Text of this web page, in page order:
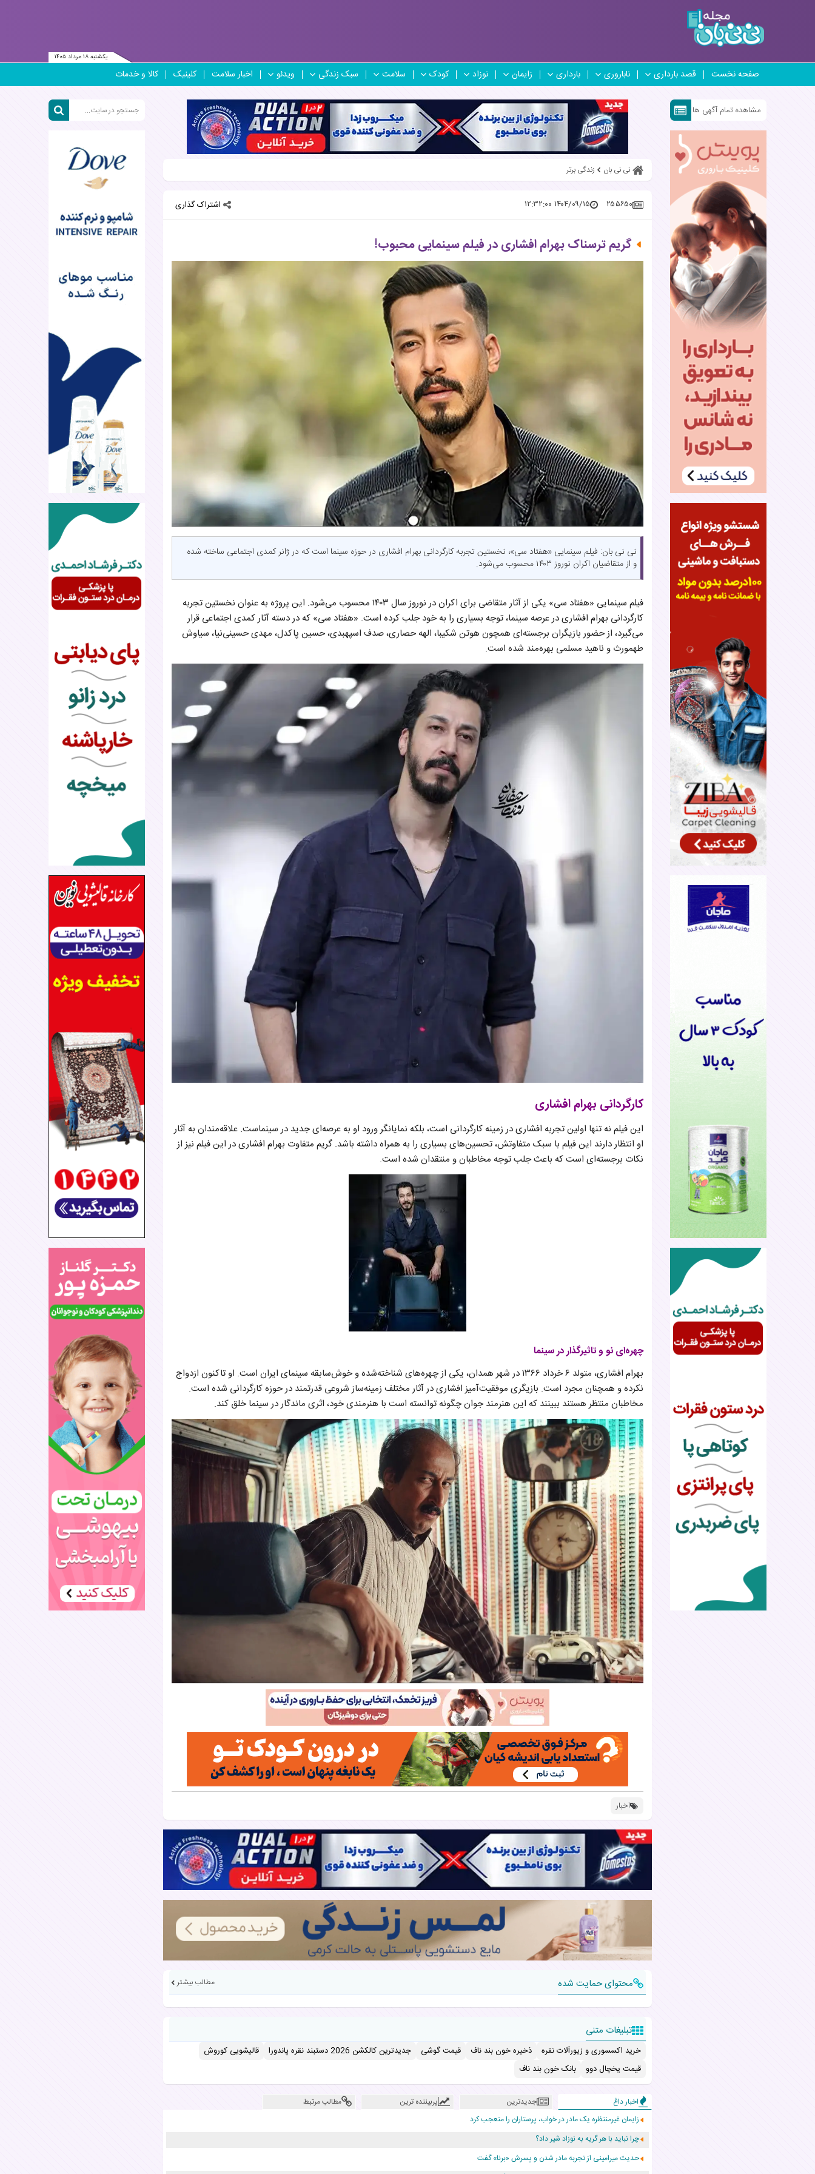
یکشنبه ۱۸ مرداد ۱۴۰۵
صفحه نخست قصد بارداری ناباروری بارداری زایمان نوزاد کودک سلامت سبک زندگی ویدئو اخبار سلامت کلینیک کالا و خدمات
مشاهده تمام آگهی ها
نی نی بان زندگی برتر
۲۵۵۶۵۰ ۱۴۰۴/۰۹/۱۵ ۱۲:۳۲:۰۰ اشتراک گذاری
گریم ترسناک بهرام افشاری در فیلم سینمایی محبوب!
نی نی بان: فیلم سینمایی «هفتاد سی»، نخستین تجربه کارگردانی بهرام افشاری در حوزه سینما است که در ژانر کمدی اجتماعی ساخته شده
و از متقاضیان اکران نوروز ۱۴۰۳ محسوب می‌شود.
فیلم سینمایی «هفتاد سی» یکی از آثار متقاضی برای اکران در نوروز سال ۱۴۰۳ محسوب می‌شود. این پروژه به عنوان نخستین تجربه
کارگردانی بهرام افشاری در عرصه سینما، توجه بسیاری را به خود جلب کرده است. «هفتاد سی» که در دسته آثار کمدی اجتماعی قرار
می‌گیرد، از حضور بازیگران برجسته‌ای همچون هوتن شکیبا، الهه حصاری، صدف اسپهبدی، حسین پاکدل، مهدی حسینی‌نیا، سیاوش
طهمورث و ناهید مسلمی بهره‌مند شده است.
کارگردانی بهرام افشاری
این فیلم نه تنها اولین تجربه افشاری در زمینه کارگردانی است، بلکه نمایانگر ورود او به عرصه‌ای جدید در سینماست. علاقه‌مندان به آثار
او انتظار دارند این فیلم با سبک متفاوتش، تحسین‌های بسیاری را به همراه داشته باشد. گریم متفاوت بهرام افشاری در این فیلم نیز از
نکات برجسته‌ای است که باعث جلب توجه مخاطبان و منتقدان شده است.
چهره‌ای نو و تاثیرگذار در سینما
بهرام افشاری، متولد ۶ خرداد ۱۳۶۶ در شهر همدان، یکی از چهره‌های شناخته‌شده و خوش‌سابقه سینمای ایران است. او تاکنون ازدواج
نکرده و همچنان مجرد است. بازیگری موفقیت‌آمیز افشاری در آثار مختلف زمینه‌ساز شروعی قدرتمند در حوزه کارگردانی شده است.
مخاطبان منتظر هستند ببینند که این هنرمند جوان چگونه توانسته است با هنرمندی خود، اثری ماندگار در سینما خلق کند.
اخبار
محتوای حمایت شده مطالب بیشتر
تبلیغات متنی
خرید اکسسوری و زیورآلات نقره ذخیره خون بند ناف قیمت گوشی جدیدترین کالکشن 2026 دستبند نقره پاندورا
قالیشویی کوروش
قیمت یخچال دوو
بانک خون بند ناف
اخبار داغ جدیدترین پربیننده ترین
مطالب مرتبط
زایمان غیرمنتظره یک مادر در خواب، پرستاران را متعجب کرد
چرا نباید با هر گریه به نوزاد شیر داد؟
حدیث میرامینی از تجربه مادر شدن و پسرش «برنا» گفت